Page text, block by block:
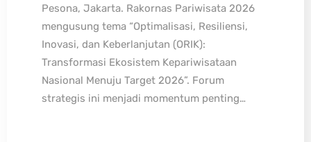
Pesona, Jakarta. Rakornas Pariwisata 2026
mengusung tema “Optimalisasi, Resiliensi,
Inovasi, dan Keberlanjutan (ORIK):
Transformasi Ekosistem Kepariwisataan
Nasional Menuju Target 2026”. Forum
strategis ini menjadi momentum penting…